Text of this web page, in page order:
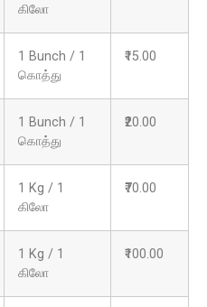
கிலோ
1 Bunch / 1
கொத்து
₹15.00
1 Bunch / 1
கொத்து
₹20.00
1 Kg / 1
கிலோ
₹70.00
1 Kg / 1
கிலோ
₹100.00